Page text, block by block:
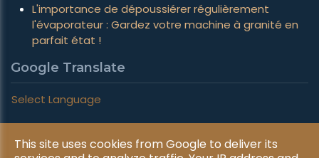
L'importance de dépoussiérer régulièrement
l'évaporateur : Gardez votre machine à granité en
parfait état !
Google Translate
Select Language
Copyright © 2026 Foxy Frozen Dreams. All rights reserved.
This site uses cookies from Google to deliver its